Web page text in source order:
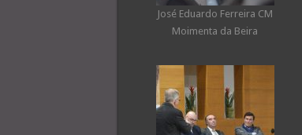
José Eduardo Ferreira CM
Moimenta da Beira